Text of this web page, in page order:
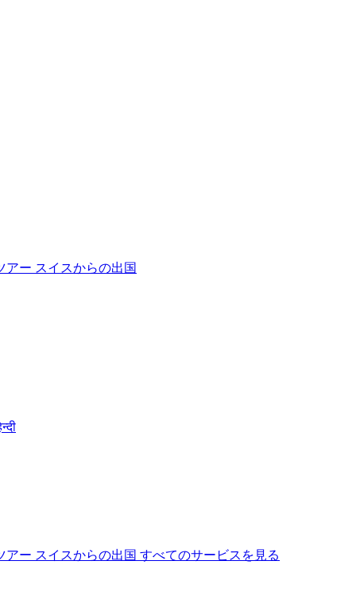
アー スイスからの出国
アー スイスからの出国 すべてのサービスを見る